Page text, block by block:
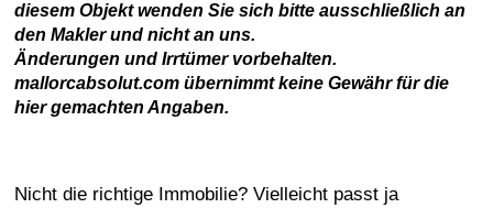
diesem Objekt wenden Sie sich bitte ausschließlich an
den Makler und nicht an uns.
Änderungen und Irrtümer vorbehalten.
mallorcabsolut.com übernimmt keine Gewähr für die
hier gemachten Angaben.
Nicht die richtige Immobilie? Vielleicht passt ja